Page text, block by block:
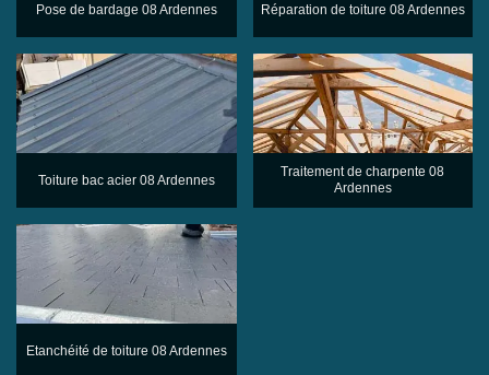
Pose de bardage 08 Ardennes Réparation de toiture 08 Ardennes
Toiture bac acier 08 Ardennes
Traitement de charpente 08
Ardennes
Etanchéité de toiture 08 Ardennes